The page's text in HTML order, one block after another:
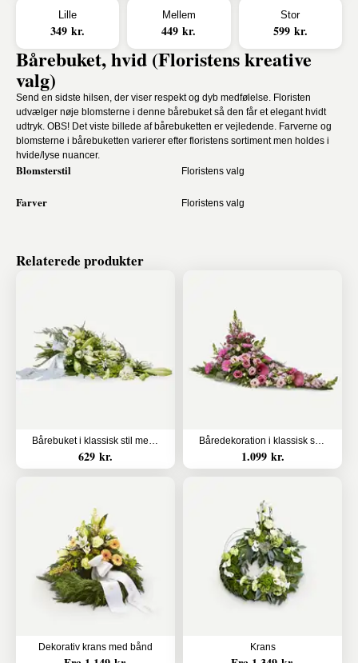
Lille
349 kr.
Mellem
449 kr.
Stor
599 kr.
Bårebuket, hvid (Floristens kreative
valg)
Send en sidste hilsen, der viser respekt og dyb medfølelse. Floristen
udvælger nøje blomsterne i denne bårebuket så den får et elegant hvidt
udtryk. OBS! Det viste billede af bårebuketten er vejledende. Farverne og
blomsterne i bårebuketten varierer efter floristens sortiment men holdes i
hvide/lyse nuancer.
Blomsterstil Floristens valg
Farver Floristens valg
Relaterede produkter
Bårebuket i klassisk stil med bånd - hvid
629 kr.
Båredekoration i klassisk stil - pink
1.099 kr.
Dekorativ krans med bånd Krans